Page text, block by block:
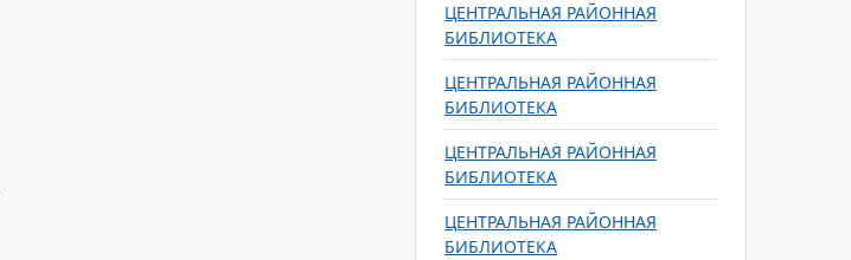
ЦЕНТРАЛЬНАЯ РАЙОННАЯ
БИБЛИОТЕКА
ЦЕНТРАЛЬНАЯ РАЙОННАЯ
БИБЛИОТЕКА
ЦЕНТРАЛЬНАЯ РАЙОННАЯ
БИБЛИОТЕКА
ЦЕНТРАЛЬНАЯ РАЙОННАЯ
БИБЛИОТЕКА